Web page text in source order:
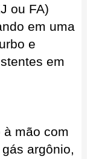
ou FA)
em uma
e
em
mão com
argônio,